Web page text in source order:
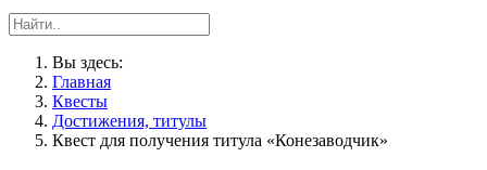
Вы здесь:
Главная
Квесты
Достижения, титулы
Квест для получения титула «Конезаводчик»